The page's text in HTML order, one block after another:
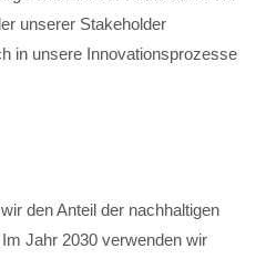
unserer Stakeholder
in unsere Innovationsprozesse
den Anteil der nachhaltigen
Jahr 2030 verwenden wir